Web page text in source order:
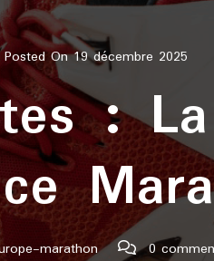
Posted On 19 décembre 2025
:
marathon
0